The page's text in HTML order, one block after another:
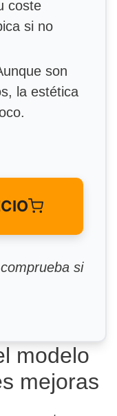
coste
si no
son
la estética
si
modelo
mejoras